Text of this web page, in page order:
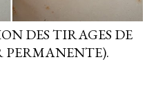
DES TIRAGES DE
PERMANENTE).